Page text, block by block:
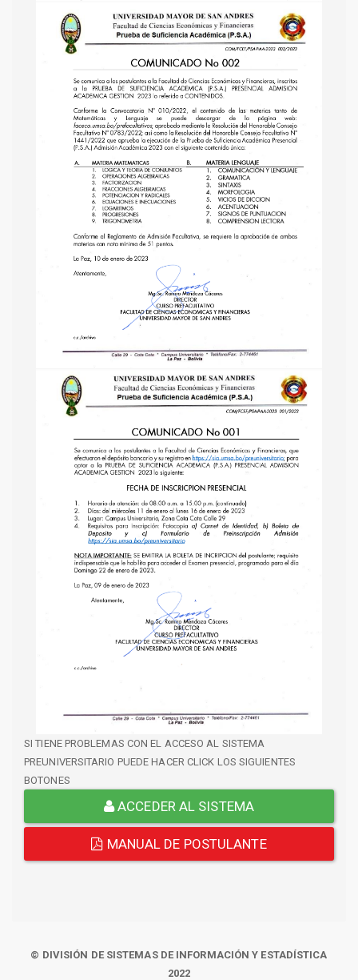
SI TIENE PROBLEMAS CON EL ACCESO AL SISTEMA
PREUNIVERSITARIO PUEDE HACER CLICK LOS SIGUIENTES
BOTONES
ACCEDER AL SISTEMA
MANUAL DE POSTULANTE
© DIVISIÓN DE SISTEMAS DE INFORMACIÓN Y ESTADÍSTICA
2022